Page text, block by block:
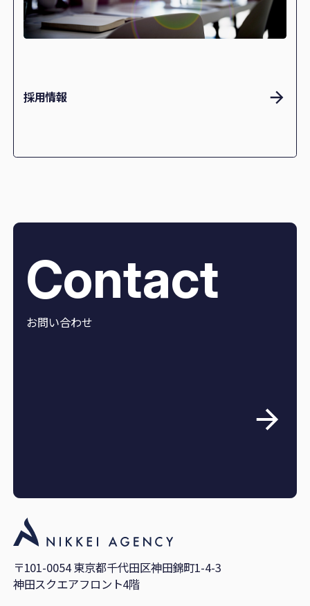
採用情報
Contact
お問い合わせ
〒101-0054 東京都千代田区神田錦町1-4-3
神田スクエアフロント4階